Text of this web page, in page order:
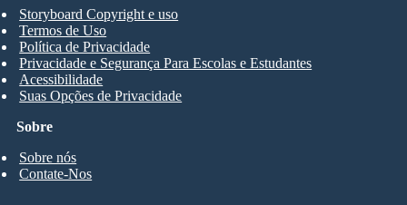
Sobre
Sobre nós
Contate-Nos
Storyboard Copyright e uso
Termos de Uso
Política de Privacidade
Privacidade e Segurança Para Escolas e Estudantes
Acessibilidade
Suas Opções de Privacidade